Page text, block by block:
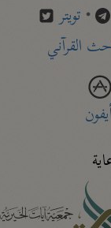
• تويتر
القرآني